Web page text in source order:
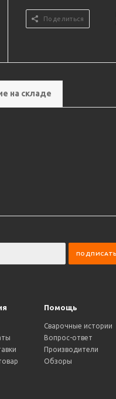
Поделиться
на складе
Помощь
Сварочные истории
Вопрос-ответ
Производители
Обзоры